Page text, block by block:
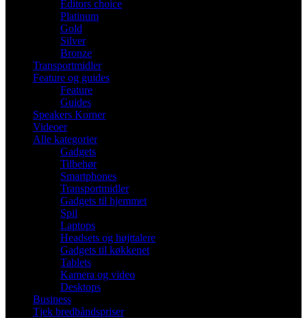
Editors choice
Platinum
Gold
Silver
Bronze
Transportmidler
Feature og guides
Feature
Guides
Speakers Korner
Videoer
Alle kategorier
Gadgets
Tilbehør
Smartphones
Transportmidler
Gadgets til hjemmet
Spil
Laptops
Headsets og højttalere
Gadgets til køkkenet
Tablets
Kamera og video
Desktops
Business
Tjek bredbåndspriser